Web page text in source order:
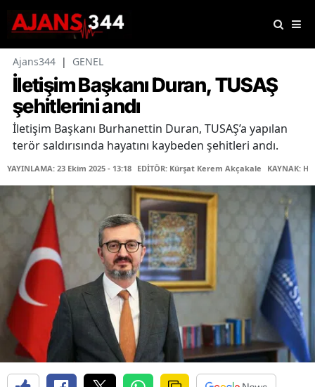
Ajans344 | GENEL
İletişim Başkanı Duran, TUSAŞ
şehitlerini andı
İletişim Başkanı Burhanettin Duran, TUSAŞ’a yapılan
terör saldırısında hayatını kaybeden şehitleri andı.
YAYINLAMA: 23 Ekim 2025 - 13:18 EDİTÖR: Kürşat Kerem Akçakale KAYNAK: